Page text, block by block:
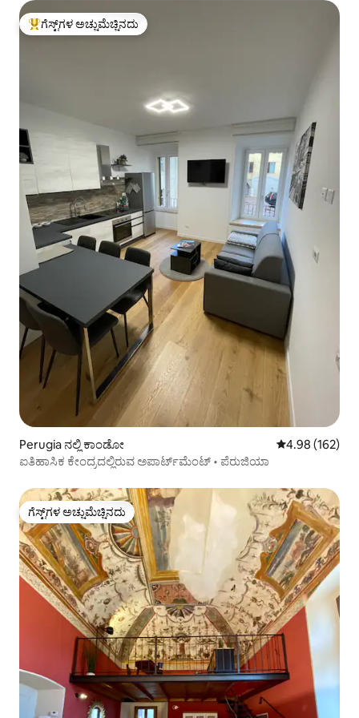
ಗೆಸ್ಟ್‌ಗಳಿಗೆ ಅತಿ ಹೆಚ್ಚು ಅಚ್ಚುಮೆಚ್ಚಿನದು
ಗೆಸ್ಟ್‌ಗಳ ಅಚ್ಚುಮೆಚ್ಚಿನದು
Perugia ನಲ್ಲಿ ಕಾಂಡೋ 5 ರಲ್ಲಿ 4.98
4.98 (162)
ಐತಿಹಾಸಿಕ ಕೇಂದ್ರದಲ್ಲಿರುವ ಅಪಾರ್ಟ್‌ಮೆಂಟ್ • ಪೆರುಜಿಯಾ
ಗೆಸ್ಟ್‌ಗಳ ಅಚ್ಚುಮೆಚ್ಚಿನದು
ಗೆಸ್ಟ್‌ಗಳ ಅಚ್ಚುಮೆಚ್ಚಿನದು